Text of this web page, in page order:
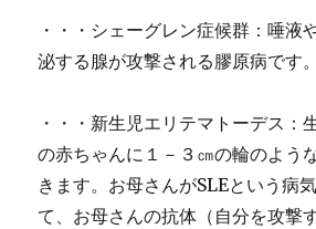
・・・シェーグレン症候群：唾液
泌する腺が攻撃される膠原病です。
・・・新生児エリテマトーデス：
の赤ちゃんに１－３㎝の輪のよう
きます。お母さんがSLEという病
て、お母さんの抗体（自分を攻撃